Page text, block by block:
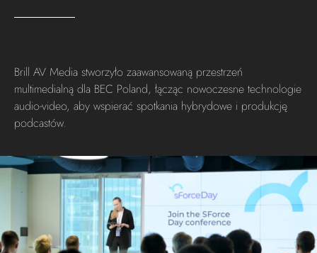
Brill AV Media stworzyło zaawansowaną przestrzeń
multimedialną dla BEC Poland, łącząc nowoczesne technologie
audio-video, aby wspierać spotkania hybrydowe i produkcję
podcastów.